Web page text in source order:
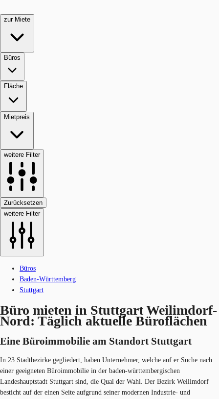
zur Miete
Büros
Fläche
Mietpreis
weitere Filter
Zurücksetzen
weitere Filter
Büros
Baden-Württemberg
Stuttgart
Büro mieten in Stuttgart Weilimdorf-
Nord: Täglich aktuelle Büroflächen
Eine Büroimmobilie am Standort Stuttgart
In 23 Stadtbezirke gegliedert, haben Unternehmer, welche auf er Suche nach
einer geeigneten Büroimmobilie in der baden-württembergischen
Landeshauptstadt Stuttgart sind, die Qual der Wahl. Der Bezirk Weilimdorf
besticht auf der einen Seite aufgrund seiner modernen Industrie- und